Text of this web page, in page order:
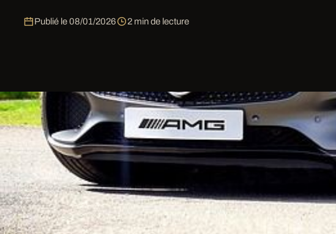
Publié le08/01/2026 2 min de lecture
Pourquoi choisir My Limousine Paris?
My Limousine Paris est un prestataire. Chaque vehicule est equipe
systeme audio premium, eclairage LED multicolore et climatisation
Un service complet pour tous vos